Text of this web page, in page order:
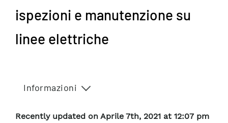
ispezioni e manutenzione su
linee elettriche
Informazioni
Recently updated on Aprile 7th, 2021 at 12:07 pm